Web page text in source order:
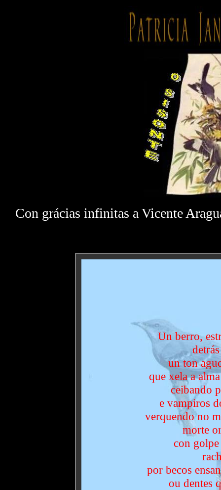
Con grácias infinitas a Vicente
Un berro,
un ton
que xela a
ceibando
e vampiros
verquendo no
morte
con
por becos
ou dentes